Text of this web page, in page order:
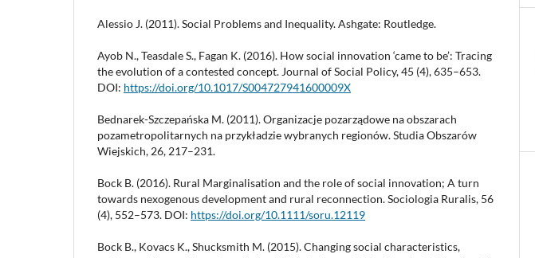
Alessio J. (2011). Social Problems and Inequality. Ashgate: Routledge.
Ayob N., Teasdale S., Fagan K. (2016). How social innovation ‘came to be’: Tracing
the evolution of a contested concept. Journal of Social Policy, 45 (4), 635–653.
DOI: https://doi.org/10.1017/S004727941600009X
Bednarek-Szczepańska M. (2011). Organizacje pozarządowe na obszarach
pozametropolitarnych na przykładzie wybranych regionów. Studia Obszarów
Wiejskich, 26, 217–231.
Bock B. (2016). Rural Marginalisation and the role of social innovation; A turn
towards nexogenous development and rural reconnection. Sociologia Ruralis, 56
(4), 552–573. DOI: https://doi.org/10.1111/soru.12119
Bock B., Kovacs K., Shucksmith M. (2015). Changing social characteristics,